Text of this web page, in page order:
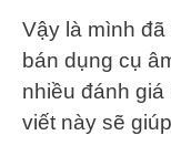
Vậy là mình
bán dụng cụ
nhiều đánh giá
viết này sẽ